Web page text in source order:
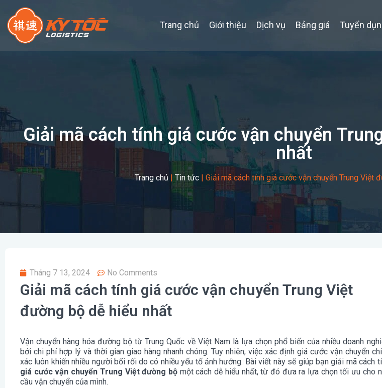
Trang chủ Giới thiệu Dịch vụ Bảng giá Tuyển
Giải mã cách tính giá cước vận chuyển
nhất
Trang chủ | Tin tức| Giải mã cách tính giá cước vận chuyển Trung Việt
Tháng 7 13, 2024 No Comments
Giải mã cách tính giá cước vận chuyển Trung Việt
đường bộ dễ hiểu nhất
Vận chuyển hàng hóa đường bộ từ Trung Quốc về Việt Nam là lựa chọn phổ biến của nhiều doanh
bởi chi phí hợp lý và thời gian giao hàng nhanh chóng. Tuy nhiên, việc xác định giá cước vận chuyển
xác luôn khiến nhiều người bối rối do có nhiều yếu tố ảnh hưởng. Bài viết này sẽ giúp bạn giải mã cách
giá cước vận chuyển Trung Việt đường bộmột cách dễ hiểu nhất, từ đó đưa ra lựa chọn tối ưu cho
cầu vận chuyển của mình.